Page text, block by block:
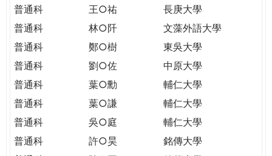
PUTTING
YOU
THE
PATH
CITIZENSHIP
普通科
王○祐
長庚大學
普通科
林○阡
文藻外語大學
普通科
鄭○樹
東吳大學
普通科
劉○佐
中原大學
普通科
葉○勳
輔仁大學
普通科
葉○謙
輔仁大學
普通科
吳○庭
輔仁大學
普通科
許○昊
銘傳大學